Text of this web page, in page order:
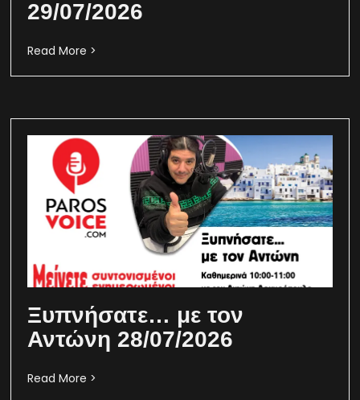
29/07/2026
Read More >
Ξυπνήσατε… με τον
Αντώνη 28/07/2026
Read More >